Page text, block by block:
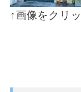
↑画像をクリ